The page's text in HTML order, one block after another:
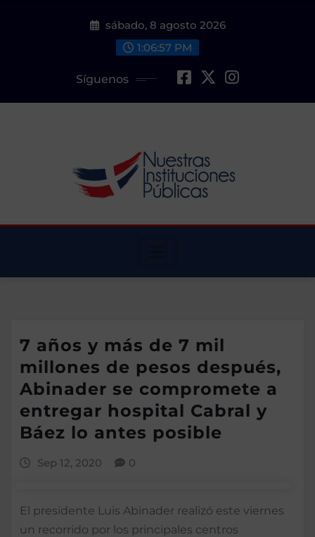
sábado, 8 agosto 2026
1:06:58 PM
Síguenos
7 años y más de 7 mil
millones de pesos después,
Abinader se compromete a
entregar hospital Cabral y
Báez lo antes posible
Sep 12, 2020 0
El presidente Luis Abinader realizó este viernes
un recorrido por los principales centros